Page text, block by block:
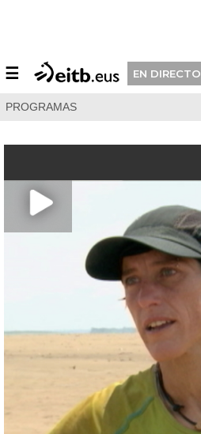
☰ EN DIRECTO
PROGRAMAS